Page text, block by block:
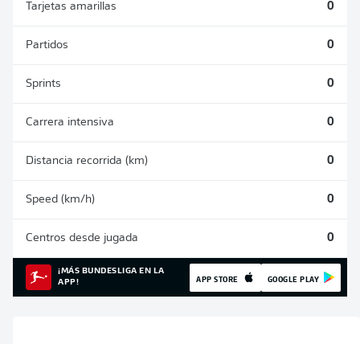
Tarjetas amarillas 0
Partidos 0
Sprints 0
Carrera intensiva 0
Distancia recorrida (km) 0
Speed (km/h) 0
Centros desde jugada 0
¡MÁS BUNDESLIGA EN LA
APP!
APP STORE GOOGLE PLAY